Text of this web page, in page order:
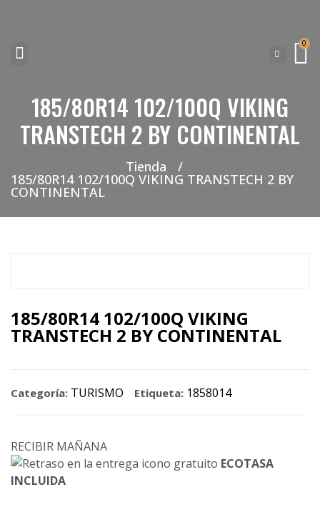
0
185/80R14 102/100Q VIKING
TRANSTECH 2 BY CONTINENTAL
Tienda /
185/80R14 102/100Q VIKING TRANSTECH 2 BY
CONTINENTAL
185/80R14 102/100Q VIKING
TRANSTECH 2 BY CONTINENTAL
Categoría: TURISMO Etiqueta: 1858014
RECIBIR MAÑANA
ECOTASA
INCLUIDA